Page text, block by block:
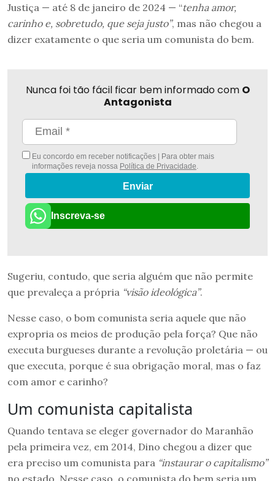
Justiça — até 8 de janeiro de 2024 — “tenha amor,
carinho e, sobretudo, que seja justo”, mas não chegou a
dizer exatamente o que seria um comunista do bem.
Nunca foi tão fácil ficar bem informado com O
Antagonista
Eu concordo em receber notificações | Para obter mais
informações reveja nossa Política de Privacidade.
Enviar
Inscreva-se
Sugeriu, contudo, que seria alguém que não permite
que prevaleça a própria “visão ideológica”.
Nesse caso, o bom comunista seria aquele que não
expropria os meios de produção pela força? Que não
executa burgueses durante a revolução proletária — ou
que executa, porque é sua obrigação moral, mas o faz
com amor e carinho?
Um comunista capitalista
Quando tentava se eleger governador do Maranhão
pela primeira vez, em 2014, Dino chegou a dizer que
era preciso um comunista para “instaurar o capitalismo”